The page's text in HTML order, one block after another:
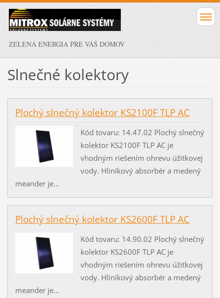
ZELENÁ ENERGIA PRE VÁŠ DOMOV
Slnečné kolektory
Plochý slnečný kolektor KS2100F TLP AC
Kód tovaru: 14.47.02 Plochý slnečný
kolektor KS2100F TLP AC je
vhodným riešením ohrevu úžitkovej
vody. Hliníkový absorbér a medený
meander je...
Plochý slnečný kolektor KS2600F TLP AC
Kód tovaru: 14.90.02 Plochý slnečný
kolektor KS2600F TLP AC je
vhodným riešením ohrevu úžitkovej
vody. Hliníkový absorbér a medený
meander je...